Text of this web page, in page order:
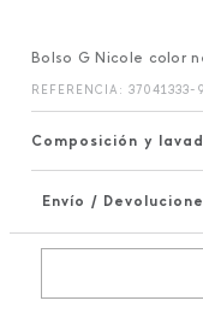
Bolso G Nicole color
REFERENCIA : 37041333-
Composición y
Envío /